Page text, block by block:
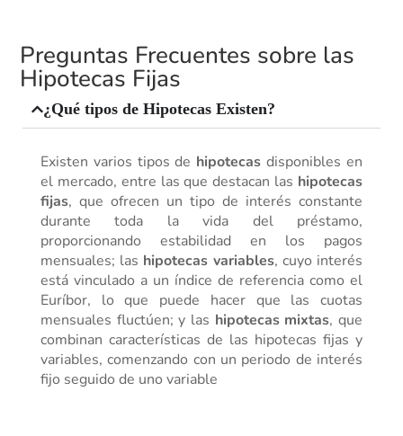
Preguntas Frecuentes sobre las
Hipotecas Fijas
¿Qué tipos de Hipotecas Existen?
Existen varios tipos de hipotecas disponibles en
el mercado, entre las que destacan las hipotecas
fijas, que ofrecen un tipo de interés constante
durante toda la vida del préstamo,
proporcionando estabilidad en los pagos
mensuales; las hipotecas variables, cuyo interés
está vinculado a un índice de referencia como el
Euríbor, lo que puede hacer que las cuotas
mensuales fluctúen; y las hipotecas mixtas, que
combinan características de las hipotecas fijas y
variables, comenzando con un periodo de interés
fijo seguido de uno variable